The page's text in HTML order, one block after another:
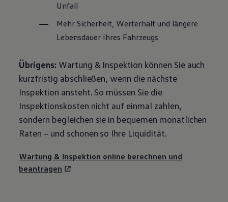
Unfall
Mehr Sicherheit, Werterhalt und längere
Lebensdauer Ihres Fahrzeugs
Übrigens:Wartung & Inspektion können Sie auch
kurzfristig abschließen, wenn die nächste
Inspektion ansteht. So müssen Sie die
Inspektionskosten nicht auf einmal zahlen,
sondern begleichen sie in bequemen monatlichen
Raten – und schonen so Ihre Liquidität.
Wartung & Inspektion online berechnen und
beantragen